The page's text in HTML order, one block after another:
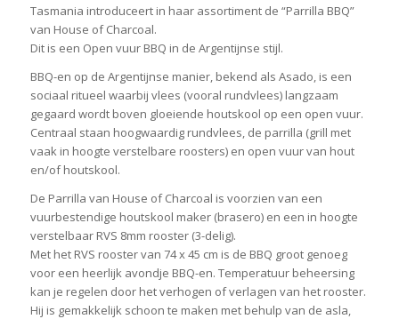
Tasmania introduceert in haar assortiment de “Parrilla BBQ”
van House of Charcoal.
Dit is een Open vuur BBQ in de Argentijnse stijl.
BBQ-en op de Argentijnse manier, bekend als Asado, is een
sociaal ritueel waarbij vlees (vooral rundvlees) langzaam
gegaard wordt boven gloeiende houtskool op een open vuur.
Centraal staan hoogwaardig rundvlees, de parrilla (grill met
vaak in hoogte verstelbare roosters) en open vuur van hout
en/of houtskool.
De Parrilla van House of Charcoal is voorzien van een
vuurbestendige houtskool maker (brasero) en een in hoogte
verstelbaar RVS 8mm rooster (3-delig).
Met het RVS rooster van 74 x 45 cm is de BBQ groot genoeg
voor een heerlijk avondje BBQ-en. Temperatuur beheersing
kan je regelen door het verhogen of verlagen van het rooster.
Hij is gemakkelijk schoon te maken met behulp van de asla,